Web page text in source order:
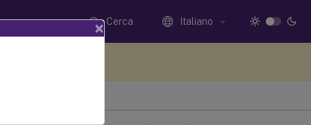
Cerca Italiano
×